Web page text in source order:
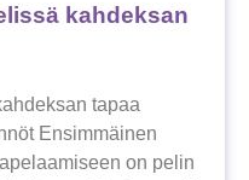
kahdeksan
tapaa
Ensimmäinen
on pelin